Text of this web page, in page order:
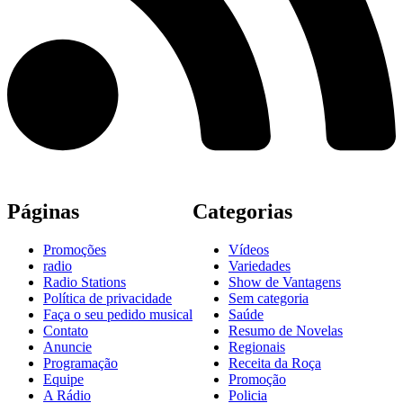
Páginas
Promoções
radio
Radio Stations
Política de privacidade
Faça o seu pedido musical
Contato
Anuncie
Programação
Equipe
A Rádio
Categorias
Vídeos
Variedades
Show de Vantagens
Sem categoria
Saúde
Resumo de Novelas
Regionais
Receita da Roça
Promoção
Policia